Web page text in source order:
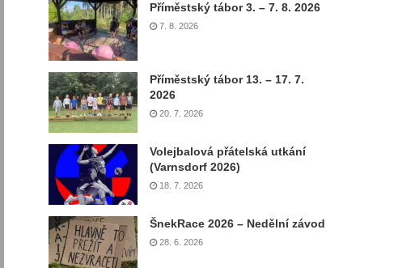
Příměstský tábor 3. – 7. 8. 2026
7. 8. 2026
Příměstský tábor 13. – 17. 7.
2026
20. 7. 2026
Volejbalová přátelská utkání
(Varnsdorf 2026)
18. 7. 2026
ŠnekRace 2026 – Nedělní závod
28. 6. 2026